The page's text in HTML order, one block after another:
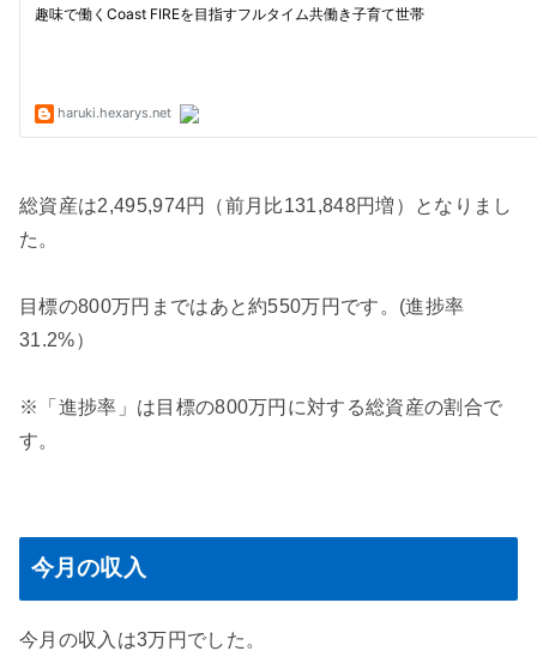
総資産は2,495,974円（前月比131,848円増）となりまし
た。
目標の800万円まではあと約550万円です。(進捗率
31.2%）
※「進捗率」は目標の800万円に対する総資産の割合で
す。
今月の収入
今月の収入は3万円でした。